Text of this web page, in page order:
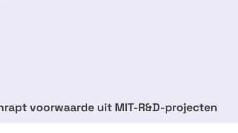
voorwaarde uit MIT-R&D-projecten